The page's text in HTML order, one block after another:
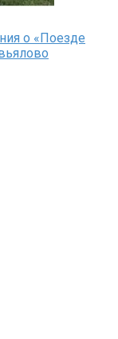
о «Поезде